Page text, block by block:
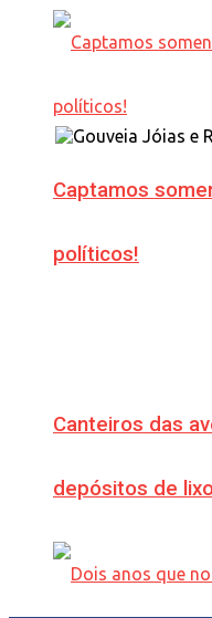
Captamos
políticos!
Canteiros das
depósitos de